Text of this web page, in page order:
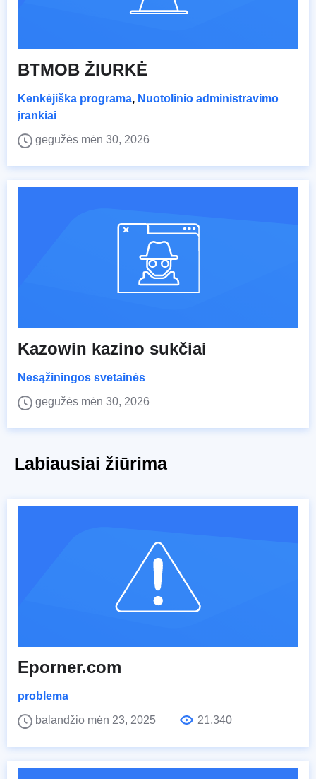
BTMOB ŽIURKĖ
Kenkėjiška programa, Nuotolinio administravimo
įrankiai
gegužės mėn 30, 2026
Kazowin kazino sukčiai
Nesąžiningos svetainės
gegužės mėn 30, 2026
Labiausiai žiūrima
Eporner.com
problema
balandžio mėn 23, 2025
21,340